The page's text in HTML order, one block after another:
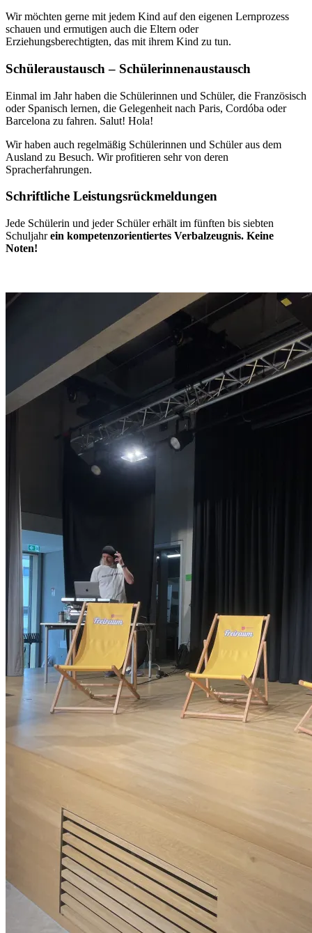
Wir möchten gerne mit jedem Kind auf den eigenen Lernprozess
schauen und ermutigen auch die Eltern oder
Erziehungsberechtigten, das mit ihrem Kind zu tun.
Schüleraustausch – Schülerinnenaustausch
Einmal im Jahr haben die Schülerinnen und Schüler, die Französisch
oder Spanisch lernen, die Gelegenheit nach Paris, Cordóba oder
Barcelona zu fahren. Salut! Hola!
Wir haben auch regelmäßig Schülerinnen und Schüler aus dem
Ausland zu Besuch. Wir profitieren sehr von deren
Spracherfahrungen.
Schriftliche Leistungsrückmeldungen
Jede Schülerin und jeder Schüler erhält im fünften bis siebten
Schuljahrein kompetenzorientiertes Verbalzeugnis. Keine
Noten!